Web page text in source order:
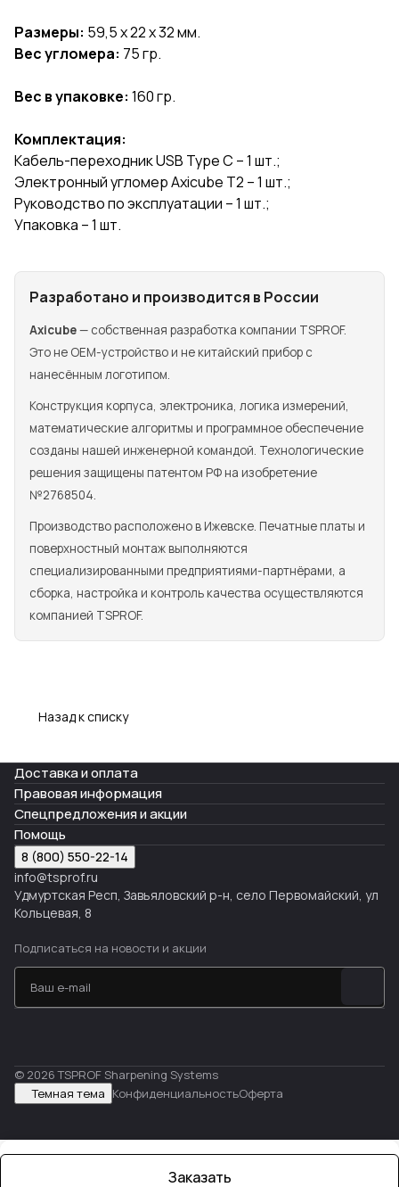
Размеры: 59,5 х 22 х 32 мм.
Вес угломера: 75 гр.
Вес в упаковке: 160 гр.
Комплектация:
Кабель-переходник USB Type C – 1 шт.;
Электронный угломер Axicube T2 – 1 шт.;
Руководство по эксплуатации – 1 шт.;
Упаковка – 1 шт.
Разработано и производится в России
Axicube— собственная разработка компании TSPROF.
Это не OEM-устройство и не китайский прибор с
нанесённым логотипом.
Конструкция корпуса, электроника, логика измерений,
математические алгоритмы и программное обеспечение
созданы нашей инженерной командой. Технологические
решения защищены патентом РФ на изобретение
№2768504.
Производство расположено в Ижевске. Печатные платы и
поверхностный монтаж выполняются
специализированными предприятиями-партнёрами, а
сборка, настройка и контроль качества осуществляются
компанией TSPROF.
Назад к списку
Заказать
Доставка и оплата
Правовая информация
Спецпредложения и акции
Помощь
8 (800) 550-22-14
info@tsprof.ru
Удмуртская Респ, Завьяловский р-н, село Первомайский, ул
Кольцевая, 8
Подписаться на новости и акции
© 2026 TSPROF Sharpening Systems
Темная тема КонфиденциальностьОферта